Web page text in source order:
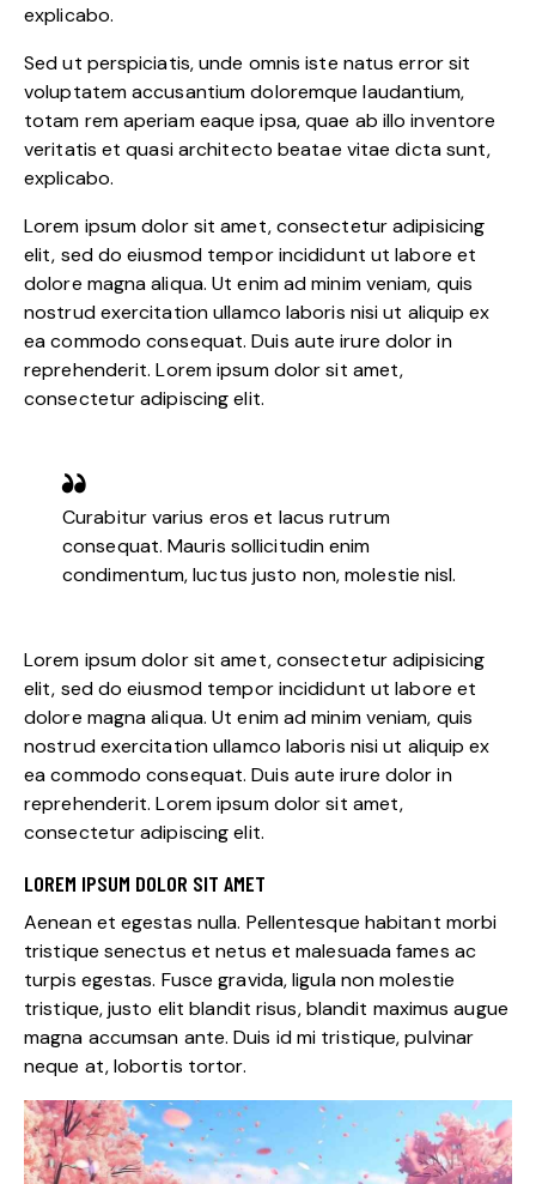
explicabo.
Sed ut perspiciatis, unde omnis iste natus error sit
voluptatem accusantium doloremque laudantium,
totam rem aperiam eaque ipsa, quae ab illo inventore
veritatis et quasi architecto beatae vitae dicta sunt,
explicabo.
Lorem ipsum dolor sit amet, consectetur adipisicing
elit, sed do eiusmod tempor incididunt ut labore et
dolore magna aliqua. Ut enim ad minim veniam, quis
nostrud exercitation ullamco laboris nisi ut aliquip ex
ea commodo consequat. Duis aute irure dolor in
reprehenderit. Lorem ipsum dolor sit amet,
consectetur adipiscing elit.
Curabitur varius eros et lacus rutrum
consequat. Mauris sollicitudin enim
condimentum, luctus justo non, molestie nisl.
Lorem ipsum dolor sit amet, consectetur adipisicing
elit, sed do eiusmod tempor incididunt ut labore et
dolore magna aliqua. Ut enim ad minim veniam, quis
nostrud exercitation ullamco laboris nisi ut aliquip ex
ea commodo consequat. Duis aute irure dolor in
reprehenderit. Lorem ipsum dolor sit amet,
consectetur adipiscing elit.
LOREM IPSUM DOLOR SIT AMET
Aenean et egestas nulla. Pellentesque habitant morbi
tristique senectus et netus et malesuada fames ac
turpis egestas. Fusce gravida, ligula non molestie
tristique, justo elit blandit risus, blandit maximus augue
magna accumsan ante. Duis id mi tristique, pulvinar
neque at, lobortis tortor.